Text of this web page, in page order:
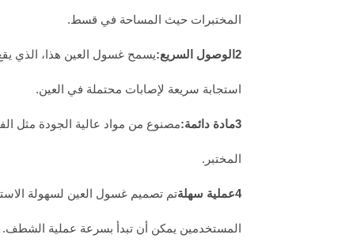
المختبرات حيث المساحة في قسط.
2الوصول السريع: يسمح غسول العين هذا، الذي
استجابة سريعة لإصابات محتملة في العين.
3مادة دائمة: مصنوع من مواد عالية الجودة مثل
المختبر.
4عملية سهلة تم تصميم غسول العين لسهولة
المستخدمين يمكن أن تبدأ بسرعة عملية الشطف.